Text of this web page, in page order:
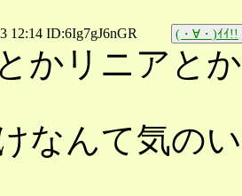
12:14 ID:6Ig7gJ6nGR (・∀・)ｲｲ!!
かリニアと
なんて気の